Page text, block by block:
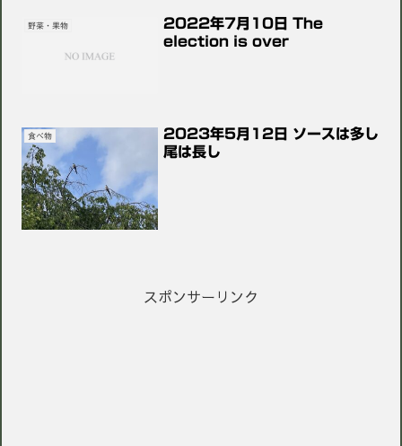
野菜・果物
2022年7月10日 The
election is over￼
食べ物
2023年5月12日 ソースは多し
尾は長し
スポンサーリンク